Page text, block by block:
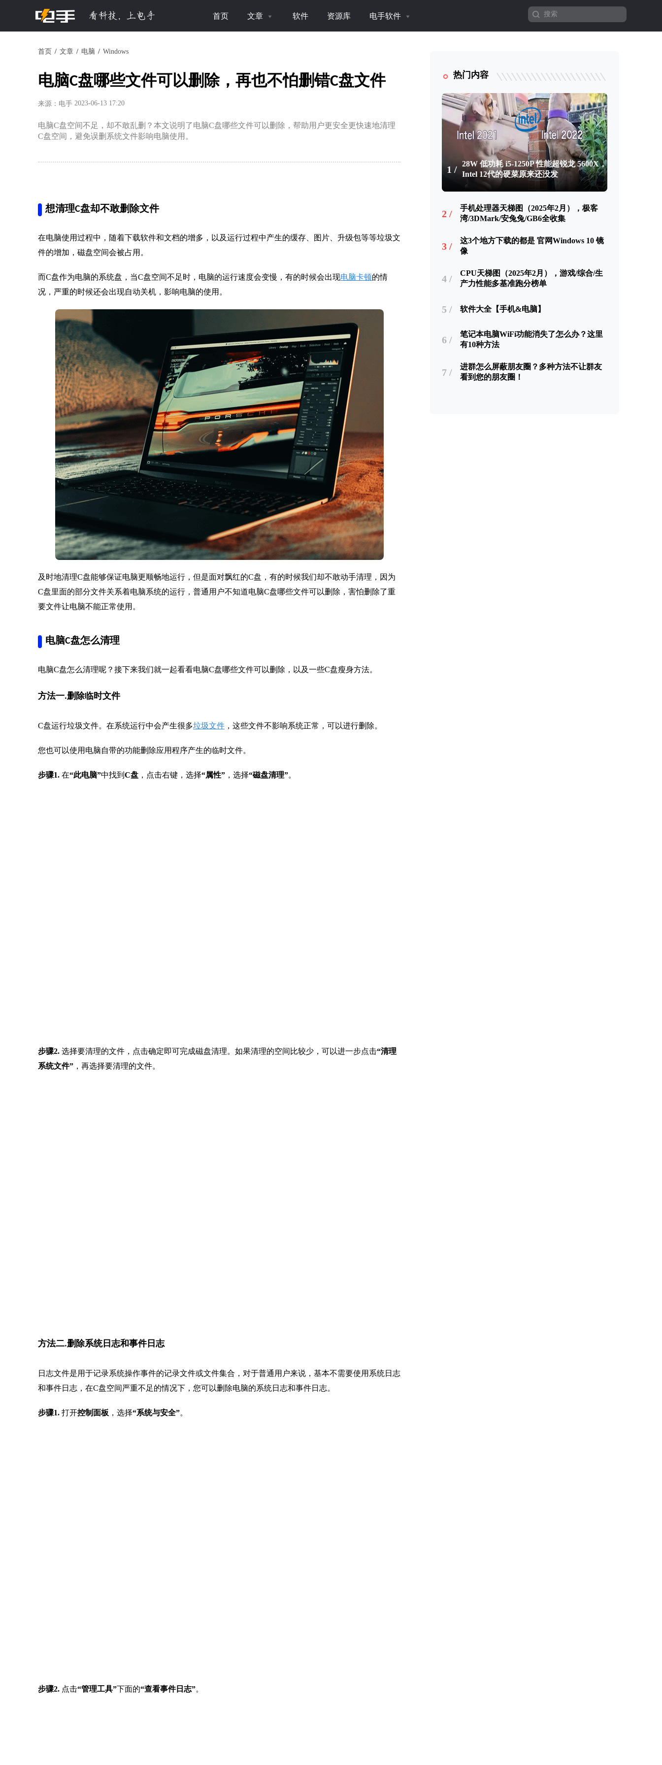
首页 文章 软件 资源库 电手软件
首页 文章 电脑 Windows
电脑C盘哪些文件可以删除，再也不怕删错C盘文件
来源：电手 2023-06-13 17:20
电脑C盘空间不足，却不敢乱删？本文说明了电脑C盘哪些文件可以删除，帮助用户更安全更快速地清理
C盘空间，避免误删系统文件影响电脑使用。
想清理C盘却不敢删除文件
在电脑使用过程中，随着下载软件和文档的增多，以及运行过程中产生的缓存、图片、升级包等等垃圾文
件的增加，磁盘空间会被占用。
而C盘作为电脑的系统盘，当C盘空间不足时，电脑的运行速度会变慢，有的时候会出现电脑卡顿的情
况，严重的时候还会出现自动关机，影响电脑的使用。
及时地清理C盘能够保证电脑更顺畅地运行，但是面对飘红的C盘，有的时候我们却不敢动手清理，因为
C盘里面的部分文件关系着电脑系统的运行，普通用户不知道电脑C盘哪些文件可以删除，害怕删除了重
要文件让电脑不能正常使用。
电脑C盘怎么清理
电脑C盘怎么清理呢？接下来我们就一起看看电脑C盘哪些文件可以删除，以及一些C盘瘦身方法。
方法一.删除临时文件
C盘运行垃圾文件。在系统运行中会产生很多垃圾文件 ，这些文件不影响系统正常，可以进行删除。
您也可以使用电脑自带的功能删除应用程序产生的临时文件。
步骤1. 在“此电脑”中找到 C盘 ，点击右键，选择“属性” ，选择“磁盘清理”。
步骤2. 选择要清理的文件，点击确定即可完成磁盘清理。如果清理的空间比较少，可以进一步点击“清理
系统文件” ，再选择要清理的文件。
方法二.删除系统日志和事件日志
日志文件是用于记录系统操作事件的记录文件或文件集合，对于普通用户来说，基本不需要使用系统日志
和事件日志，在C盘空间严重不足的情况下，您可以删除电脑的系统日志和事件日志。
步骤1. 打开 控制面板，选择 “系统与安全” 。
步骤2. 点击 “管理工具” 下面的 “查看事件日志” 。
热门内容
1 /
28W 低功耗 i5-1250P 性能超锐龙 5600X，
Intel 12代的硬菜原来还没发
2 /
手机处理器天梯图（2025年2月），极客
湾/3DMark/安兔兔/GB6全收集
3 /
这3个地方下载的都是 官网Windows 10 镜
像
4 /
CPU天梯图（2025年2月），游戏/综合/生
产力性能多基准跑分榜单
5 / 软件大全【手机&电脑】
6 /
笔记本电脑WiFi功能消失了怎么办？这里
有10种方法
7 /
进群怎么屏蔽朋友圈？多种方法不让群友
看到您的朋友圈！